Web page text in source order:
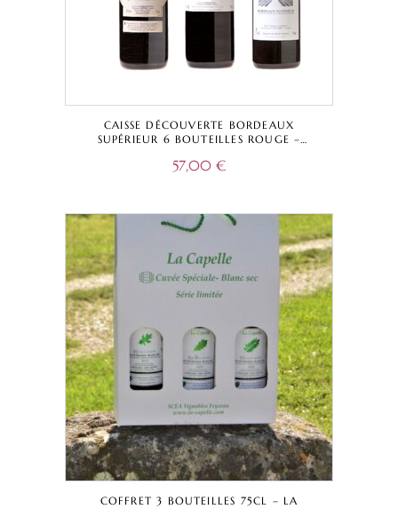
CAISSE DÉCOUVERTE BORDEAUX
SUPÉRIEUR 6 BOUTEILLES ROUGE –
CUVÉE CAPELLA + CHÂTEAU LESTEY NOIR57,00 €
COFFRET 3 BOUTEILLES 75CL – LA